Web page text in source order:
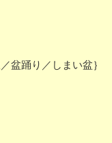
踊り／しまい盆｝